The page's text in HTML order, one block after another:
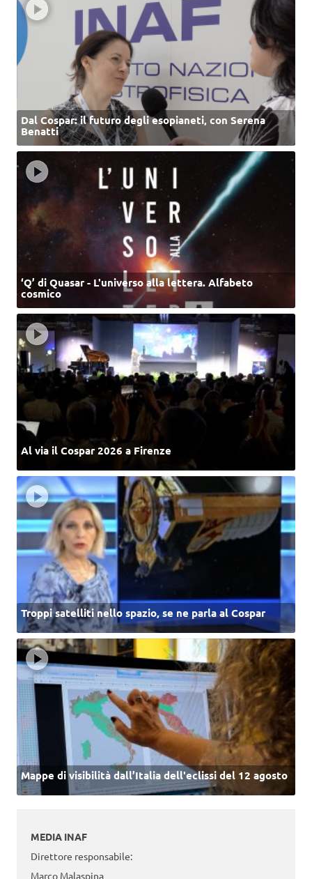
Dal Cospar: il futuro degli esopianeti, con Serena
Benatti
‘Q’ di Quasar - L'universo alla lettera. Alfabeto
cosmico
Al via il Cospar 2026 a Firenze
Troppi satelliti nello spazio, se ne parla al Cospar
Mappe di visibilità dall’Italia dell'eclissi del 12 agosto
MEDIA INAF
Direttore responsabile:
Marco Malaspina